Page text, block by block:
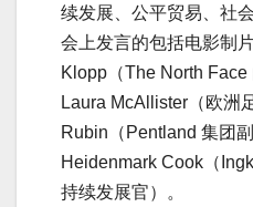
续发展、公平贸易、社
会上发言的包括电影制
Klopp（The North Face
Laura McAllister（欧洲
Rubin（Pentland 集团
Heidenmark Cook（
持续发展官）。